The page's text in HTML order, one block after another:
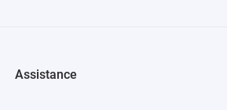
Assistance